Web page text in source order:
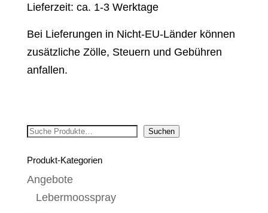
Lieferzeit: ca. 1-3 Werktage
Bei Lieferungen in Nicht-EU-Länder können
zusätzliche Zölle, Steuern und Gebühren
anfallen.
Suchen Suchen
Produkt-Kategorien
Angebote
Lebermoosspray